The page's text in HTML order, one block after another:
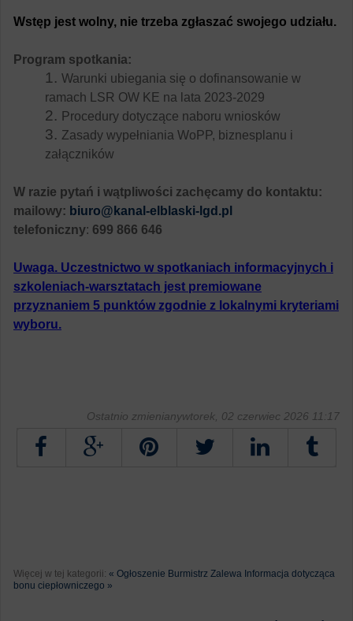
Wstęp jest wolny, nie trzeba zgłaszać swojego udziału.
Program spotkania:
Warunki ubiegania się o dofinansowanie w
ramach LSR OW KE na lata 2023-2029
Procedury dotyczące naboru wniosków
Zasady wypełniania WoPP, biznesplanu i
załączników
W razie pytań i wątpliwości zachęcamy do kontaktu:
mailowy: biuro@kanal-elblaski-lgd.pl
telefoniczny: 699 866 646
Uwaga. Uczestnictwo w spotkaniach informacyjnych i
szkoleniach-warsztatach jest premiowane
przyznaniem 5 punktów zgodnie z lokalnymi kryteriami
wyboru.
Ostatnio zmienianywtorek, 02 czerwiec 2026 11:17
Więcej w tej kategorii: « Ogłoszenie Burmistrz Zalewa Informacja dotycząca
bonu ciepłowniczego »